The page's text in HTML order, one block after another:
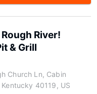
River!
& Grill
Church Ln, Cabin
40119, US